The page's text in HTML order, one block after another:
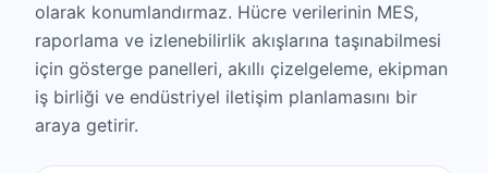
olarak konumlandırmaz. Hücre verilerinin MES,
raporlama ve izlenebilirlik akışlarına taşınabilmesi
için gösterge panelleri, akıllı çizelgeleme, ekipman
iş birliği ve endüstriyel iletişim planlamasını bir
araya getirir.